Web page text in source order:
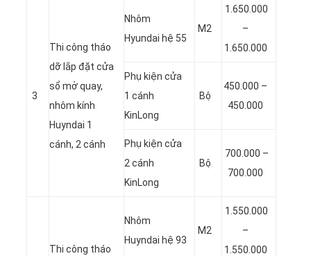
3
Thi công tháo
dỡ lắp đặt cửa
sổ mở quay,
nhôm kính
Huyndai 1
cánh, 2 cánh
Nhôm
Hyundai hệ 55
M2
1.650.000
–
1.650.000
Phụ kiện cửa
1 cánh
KinLong
Bộ
450.000 –
450.000
Phụ kiện cửa
2 cánh
KinLong
Bộ
700.000 –
700.000
Thi công tháo
Nhôm
Huyndai hệ 93
M2
1.550.000
–
1.550.000